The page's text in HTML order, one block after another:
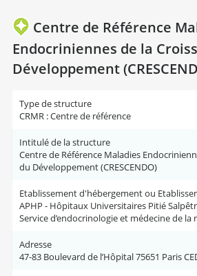
Centre de Référence
Endocriniennes de la
Développement
Type de structure
CRMR : Centre de référence
Intitulé de la structure
Centre de Référence Maladies
du Développement (CRESCENDO)
Etablissement d'hébergement ou
APHP - Hôpitaux Universitaires Pitié
Service d’endocrinologie et médecine de
Adresse
47-83 Boulevard de l’Hôpital 75651 Paris